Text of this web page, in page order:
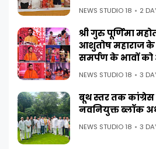
NEWS STUDIO 18 2
श्री गुरु पूर्णिमा
आशुतोष महाराज के
समर्पण के भावों को
NEWS STUDIO 18 3
बूथ स्तर तक
नवनियुक्त ब्लॉक
NEWS STUDIO 18 3